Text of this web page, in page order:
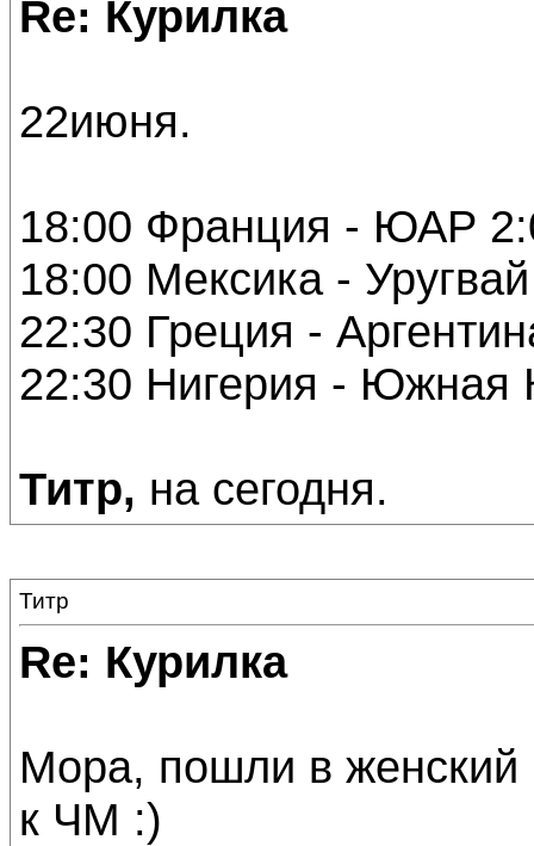
Re: Курилка
22июня.
18:00 Франция - ЮАР
18:00 Мексика -
22:30 Греция -
22:30 Нигерия - Южная
Титр, на сегодня.
Титр
Re: Курилка
Мора, пошли в женский
к ЧМ :)